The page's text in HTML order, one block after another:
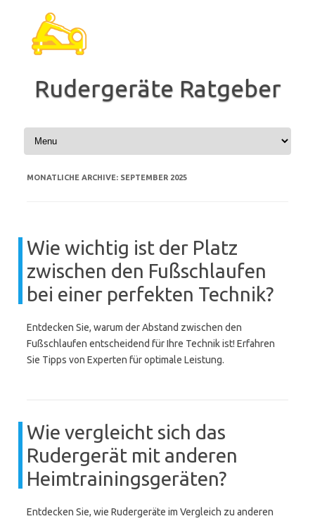
springen
Rudergeräte Ratgeber
MONATLICHE ARCHIVE: SEPTEMBER 2025
Wie wichtig ist der Platz
zwischen den Fußschlaufen
bei einer perfekten Technik?
Entdecken Sie, warum der Abstand zwischen den
Fußschlaufen entscheidend für Ihre Technik ist! Erfahren
Sie Tipps von Experten für optimale Leistung.
Wie vergleicht sich das
Rudergerät mit anderen
Heimtrainingsgeräten?
Entdecken Sie, wie Rudergeräte im Vergleich zu anderen